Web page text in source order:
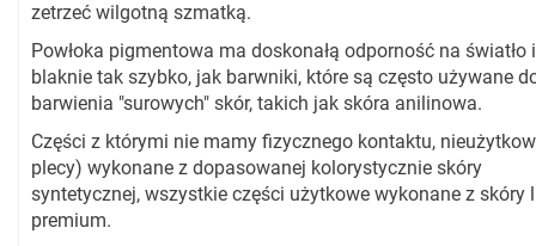
zetrzeć wilgotną szmatką.
Powłoka pigmentowa ma doskonałą odporność na światło
blaknie tak szybko, jak barwniki, które są często używane
barwienia "surowych" skór, takich jak skóra anilinowa.
Części z którymi nie mamy fizycznego kontaktu,
plecy) wykonane z dopasowanej kolorystycznie skóry
syntetycznej, wszystkie części użytkowe wykonane z skóry
premium.